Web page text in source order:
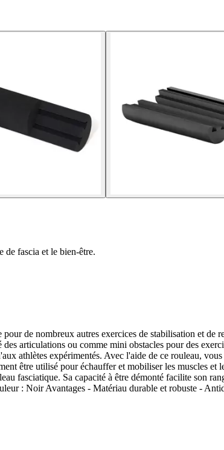
fascia et le bien-être.
de nombreux autres exercices de stabilisation et de
articulations ou comme mini obstacles pour des
athlètes expérimentés. Avec l'aide de ce rouleau,
être utilisé pour échauffer et mobiliser les muscles et
fasciatique. Sa capacité à être démonté facilite son
: Noir Avantages - Matériau durable et robuste -